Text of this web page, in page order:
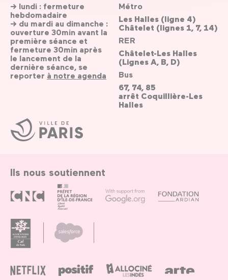
Ville
de
Paris
→ lundi : fermeture
hebdomadaire
→ du mardi au dimanche :
ouverture 30min avant la
première séance et
fermeture 30min après
le lancement de la
dernière séance, se
reporter à notre agenda
Métro
Les Halles (ligne 4)
Châtelet (lignes 1, 7, 14)
RER
Châtelet-Les Halles
(Lignes A, B, D)
Bus
67, 74, 85
arrêt Coquillière-Les
Halles
Ils nous soutiennent